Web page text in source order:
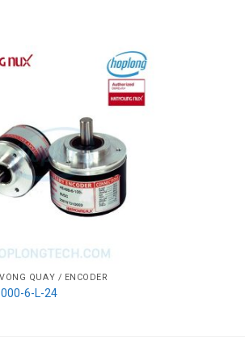
QUAY / ENCODER
6-L-24